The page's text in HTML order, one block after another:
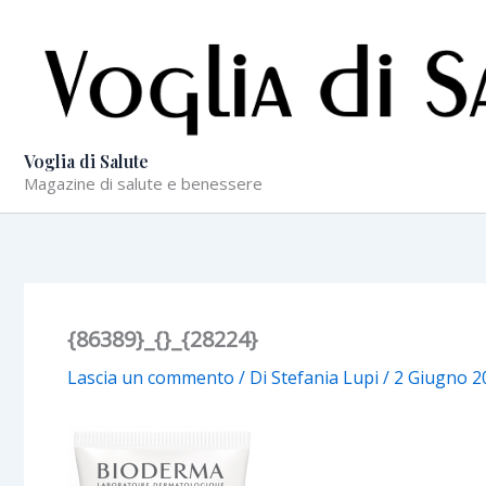
contenuto
Voglia di Salute
Magazine di salute e benessere
{86389}_{}_{28224}
Lascia un commento / Di Stefania Lupi / 2 Giugno